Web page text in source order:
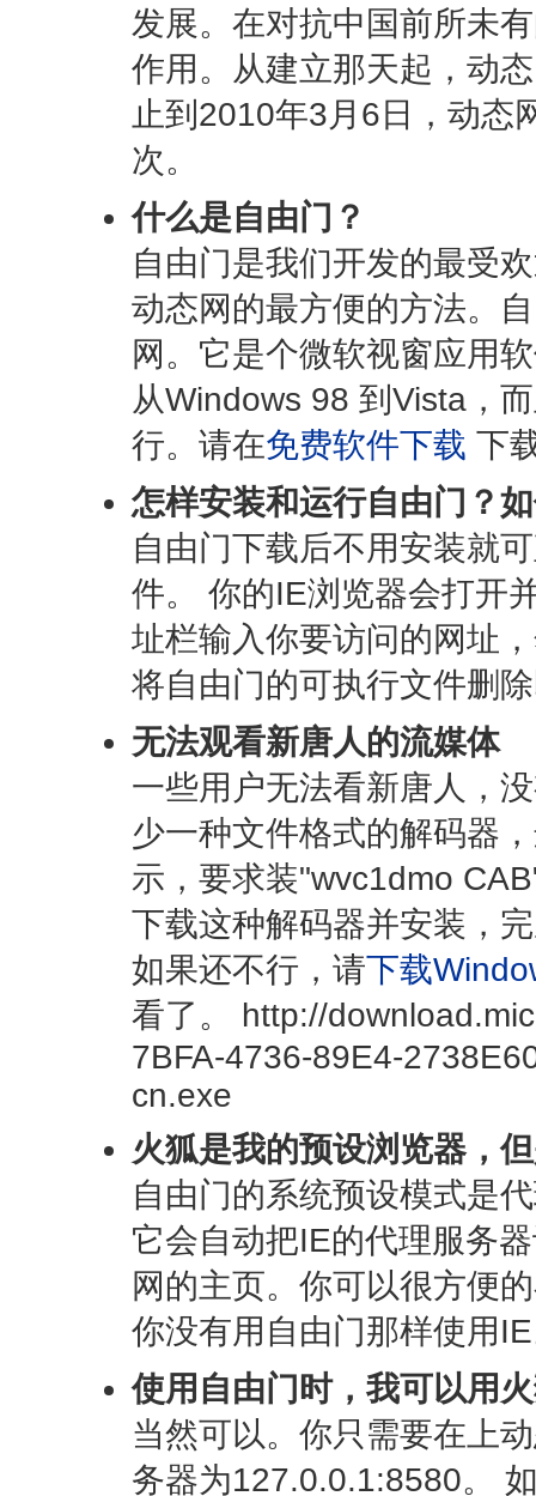
发展。在对抗中国前所未
作用。从建立那天起，动
止到2010年3月6日，动态
次。
什么是自由门？
自由门是我们开发的最受
动态网的最方便的方法。
网。它是个微软视窗应用
从Windows 98 到Vista，
行。请在免费软件下载 下
怎样安装和运行自由门？
自由门下载后不用安装就
件。 你的IE浏览器会打开
址栏输入你要访问的网址
将自由门的可执行文件删
无法观看新唐人的流媒体
一些用户无法看新唐人，
少一种文件格式的解码器
示，要求装"wvc1dmo
下载这种解码器并安装，
如果还不行，请下载
看了。 http://
7BFA-4736-89E4-
cn.exe
火狐是我的预设浏览器，
自由门的系统预设模式是
它会自动把IE的代理服务
网的主页。你可以很方便
你没有用自由门那样使用
使用自由门时，我可以用
当然可以。你只需要在上
务器为127.0.0.1:8580。